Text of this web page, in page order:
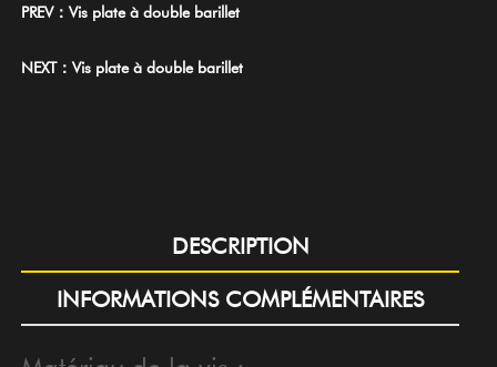
PREV：Vis plate à double barillet
NEXT：Vis plate à double barillet
DESCRIPTION
INFORMATIONS COMPLÉMENTAIRES